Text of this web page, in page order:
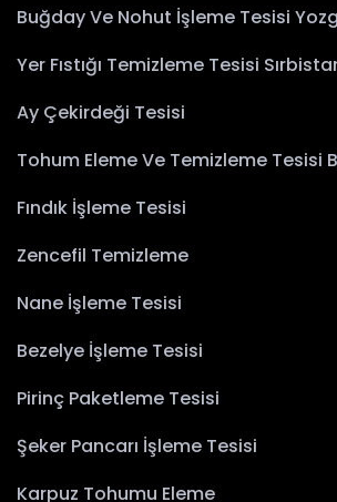
Buğday Ve Nohut İşleme Tesisi
Yer Fıstığı Temizleme Tesisi
Ay Çekirdeği Tesisi
Tohum Eleme Ve Temizleme Tesisi
Fındık İşleme Tesisi
Zencefil Temizleme
Nane İşleme Tesisi
Bezelye İşleme Tesisi
Pirinç Paketleme Tesisi
Şeker Pancarı İşleme Tesisi
Karpuz Tohumu Eleme